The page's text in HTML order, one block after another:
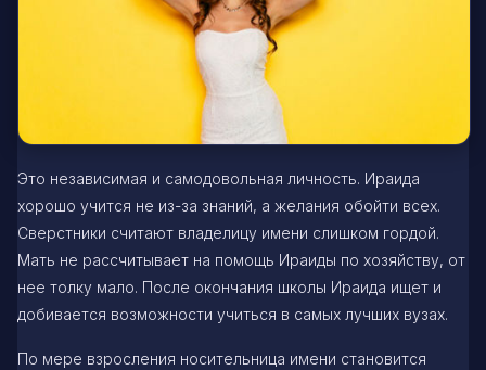
Это независимая и самодовольная личность. Ираида
хорошо учится не из-за знаний, а желания обойти всех.
Сверстники считают владелицу имени слишком гордой.
Мать не рассчитывает на помощь Ираиды по хозяйству, от
нее толку мало. После окончания школы Ираида ищет и
добивается возможности учиться в самых лучших вузах.
По мере взросления носительница имени становится